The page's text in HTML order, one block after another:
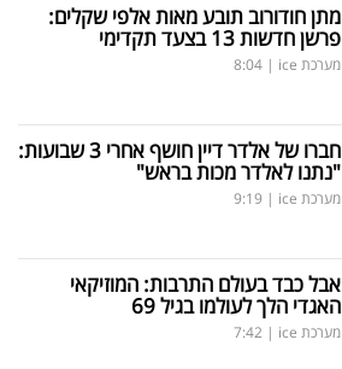
מתן חודורוב תובע מאות אלפי שקלים:
פרשן חדשות 13 בצעד תקדימי
מערכת ice |
8:04
חברו של אלדר דיין חושף אחרי 3 שבועות:
"נתנו לאלדר מכות בראש"
מערכת ice |
9:19
אבל כבד בעולם התרבות: המוזיקאי
האגדי הלך לעולמו בגיל 69
מערכת ice |
7:42